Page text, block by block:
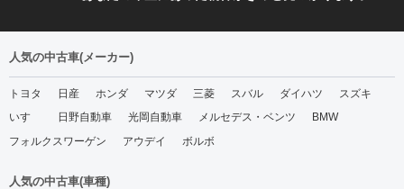
人気の中古車(メーカー)
トヨタ 日産 ホンダ マツダ 三菱 スバル ダイハツ
スズキ
いすゞ
日野自動車 光岡自動車 メルセデス・ベンツ
BMW
フォルクスワーゲン
アウデイ ボルボ
人気の中古車(車種)